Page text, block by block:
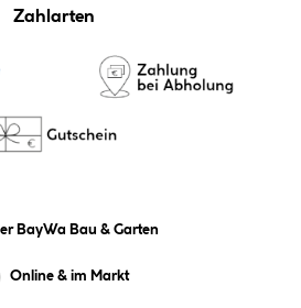
Zahlarten
BayWa Bau & Garten
Online & im Markt